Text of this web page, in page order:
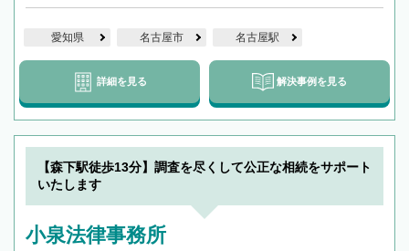
愛知県 名古屋市 名古屋駅
詳細を見る 解決事例を見る
【森下駅徒歩13分】調査を尽くして公正な相続をサポート
いたします
小泉法律事務所